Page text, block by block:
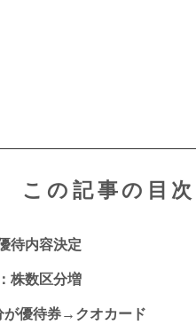
この記事の目次
待内容決定
株数区分増
が優待券→クオカード